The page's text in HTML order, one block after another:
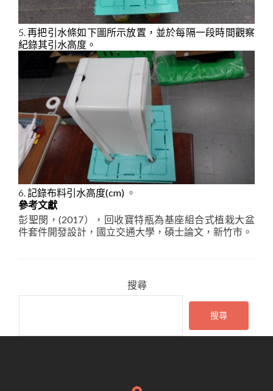
5.再把引水條如下圖所示放置，並於每隔一段時間觀察
紀錄其引水高度。
6.記錄布料引水高度(cm) 。
參考文獻
彭聖閔，(2017），回收寶特瓶為基座組合式植栽大盆
件套件開發設計，國立交通大學，碩士論文，新竹市。
搜尋
搜尋